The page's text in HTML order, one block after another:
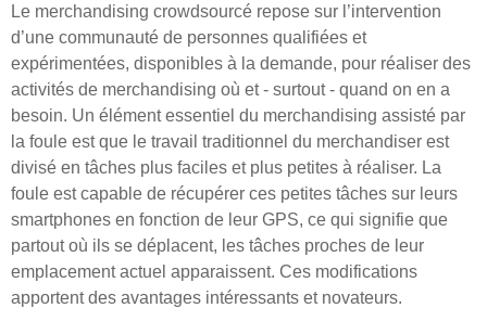
Le merchandising crowdsourcé repose sur l’intervention
d’une communauté de personnes qualifiées et
expérimentées, disponibles à la demande, pour réaliser des
activités de merchandising où et - surtout - quand on en a
besoin. Un élément essentiel du merchandising assisté par
la foule est que le travail traditionnel du merchandiser est
divisé en tâches plus faciles et plus petites à réaliser. La
foule est capable de récupérer ces petites tâches sur leurs
smartphones en fonction de leur GPS, ce qui signifie que
partout où ils se déplacent, les tâches proches de leur
emplacement actuel apparaissent. Ces modifications
apportent des avantages intéressants et novateurs.